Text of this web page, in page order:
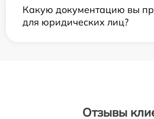
Какую документацию вы
для юридических лиц?
Отзывы